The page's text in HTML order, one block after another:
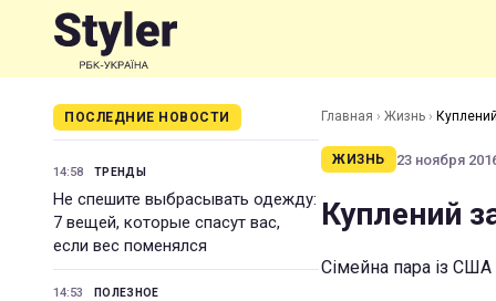
ПОСЛЕДНИЕ НОВОСТИ
14:58 ТРЕНДЫ
Не спешите выбрасывать одежду:
7 вещей, которые спасут вас,
если вес поменялся
14:53 ПОЛЕЗНОЕ
Главная › Жизнь ›
ЖИЗНЬ 23 ноября
Куплений
Сімейна пара із